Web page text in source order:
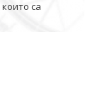
които са